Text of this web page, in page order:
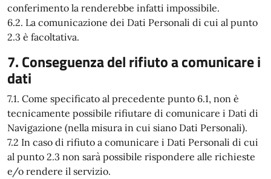
conferimento la renderebbe infatti impossibile.
6.2. La comunicazione dei Dati Personali di cui al punto
2.3 è facoltativa.
7. Conseguenza del rifiuto a comunicare i
dati
7.1. Come specificato al precedente punto 6.1, non è
tecnicamente possibile rifiutare di comunicare i Dati di
Navigazione (nella misura in cui siano Dati Personali).
7.2 In caso di rifiuto a comunicare i Dati Personali di cui
al punto 2.3 non sarà possibile rispondere alle richieste
e/o rendere il servizio.